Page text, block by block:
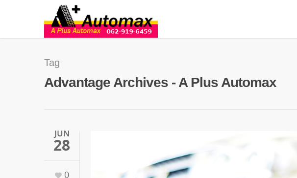
Tag
Advantage Archives - A Plus Automax
JUN
28
0